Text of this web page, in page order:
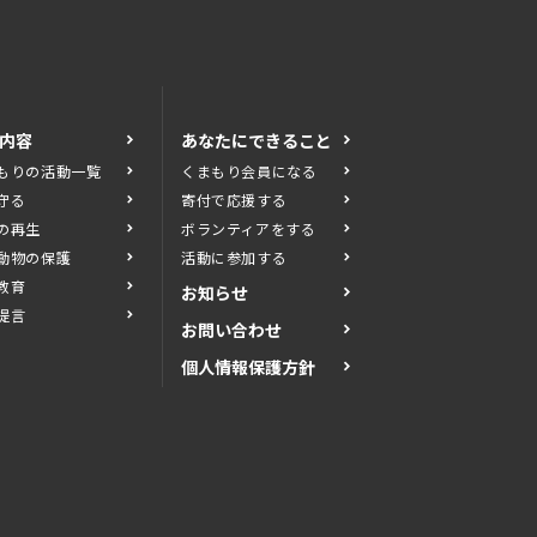
容
りの活動一覧
る
再生
物の保護
育
言
あなたにできること
くまもり会員になる
寄付で応援する
ボランティアをする
活動に参加する
お知らせ
お問い合わせ
個人情報保護方針